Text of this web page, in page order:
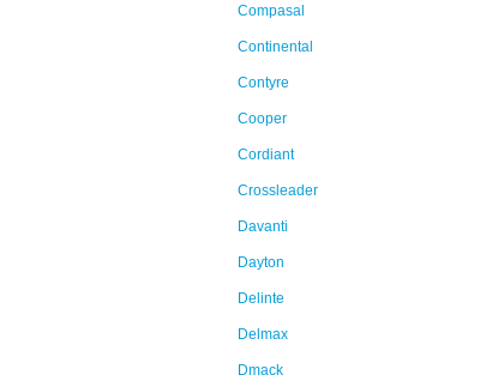
Compasal
Continental
Contyre
Cooper
Cordiant
Crossleader
Davanti
Dayton
Delinte
Delmax
Dmack